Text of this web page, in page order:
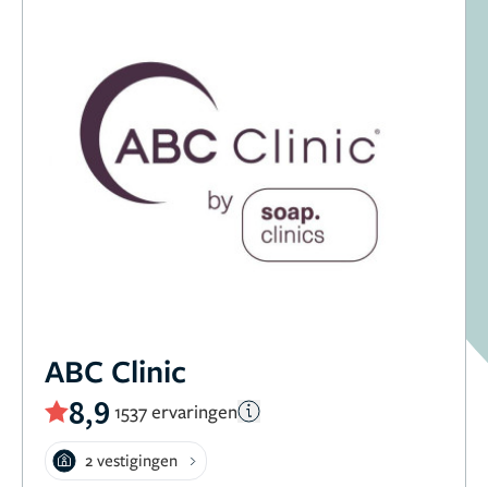
ABC Clinic
8,9 1537 ervaringen
2 vestigingen